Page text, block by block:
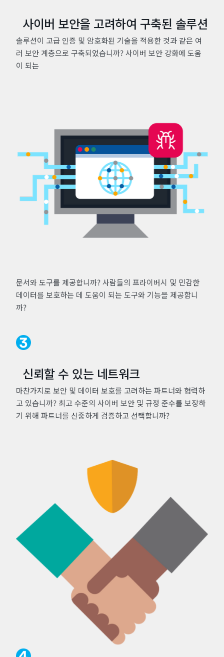
사이버 보안을 고려하여 구축된 솔루션
솔루션이 고급 인증 및 암호화된 기술을 적용한 것과 같은 여
러 보안 계층으로 구축되었습니까? 사이버 보안 강화에 도움
이 되는
문서와 도구를 제공합니까? 사람들의 프라이버시 및 민감한
데이터를 보호하는 데 도움이 되는 도구와 기능을 제공합니
까?
신뢰할 수 있는 네트워크
마찬가지로 보안 및 데이터 보호를 고려하는 파트너와 협력하
고 있습니까? 최고 수준의 사이버 보안 및 규정 준수를 보장하
기 위해 파트너를 신중하게 검증하고 선택합니까?